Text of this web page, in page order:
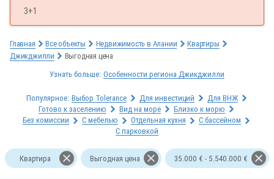
3+1
Главная Все объекты Недвижимость в Алании
Квартиры
Джикджилли
Выгодная цена
Узнать больше: Особенности региона Джикджилли
Популярное: Выбор Tolerance Для инвестиций
Для ВНЖ
Готово к заселению
Вид на море
Близко к морю
Без комиссии
С мебелью Отдельная кухня
С бассейном
С парковкой
Квартира Выгодная цена 35.000 € - 5.540.000 €